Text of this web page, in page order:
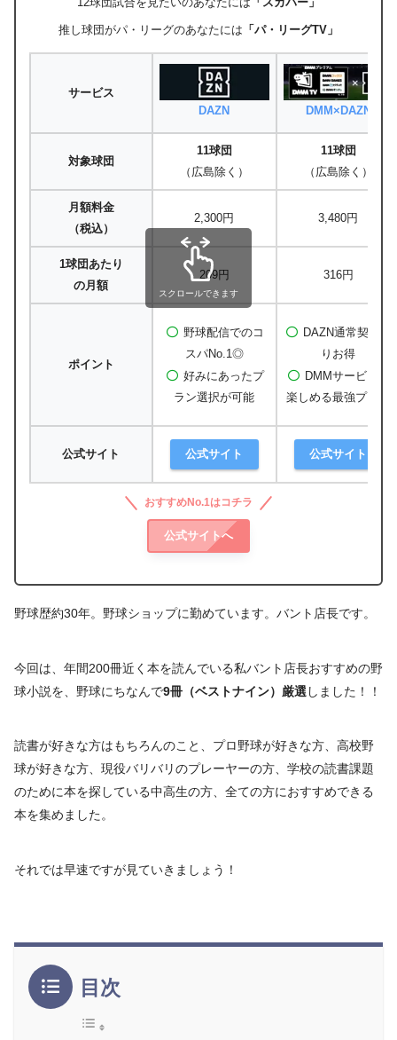
推し球団がパ・リーグのあなたには 「パ・リーグTV」
サービス
DAZN
DMM×DAZN
対象球団
11球団
（広島除く）
11球団
（広島除く）
月額料金
（税込）
2,300円 3,480円
1球団あたり
の月額
209円 316円
ポイント
野球配信でのコ
スパNo.1◎
好みにあったプ
ラン選択が可能
DAZN通常契約よ
りお得
DMMサービスも
楽しめる最強プラン
公式サイト 公式サイト 公式サイト
スクロールできます
おすすめNo.1はコチラ
公式サイトへ
野球歴約30年。野球ショップに勤めています。バント店長です。
今回は、年間200冊近く本を読んでいる私バント店長おすすめの野
球小説を、野球にちなんで9冊（ベストナイン）厳選 しました！！
読書が好きな方はもちろんのこと、プロ野球が好きな方、高校野
球が好きな方、現役バリバリのプレーヤーの方、学校の読書課題
のために本を探している中高生の方、全ての方におすすめできる
本を集めました。
それでは早速ですが見ていきましょう！
目次